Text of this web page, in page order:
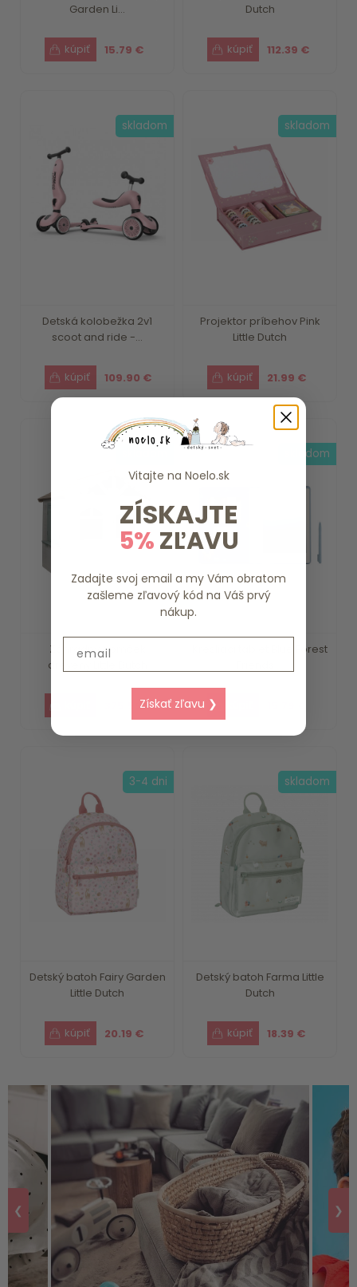
Garden Li...
15.79 €
Dutch
112.39 €
Detská kolobežka 2v1
scoot and ride -...
109.90 €
skladom
Projektor príbehov Pink
Little Dutch
21.99 €
skladom
Záhradný domček
drevený Little Dutch
375.59 €
Kresliaci tablet Blue Forest
skladom
Detský batoh Fairy Garden
Little Dutch
20.19 €
3-4 dni
Detský batoh Farma Little
Dutch
18.39 €
skladom
❮ ❯
Vitajte na Noelo.sk
ZÍSKAJTE
5%ZĽAVU
Zadajte svoj email a my Vám obratom
zašleme zľavový kód na Váš prvý
nákup.
Získať zľavu ❯